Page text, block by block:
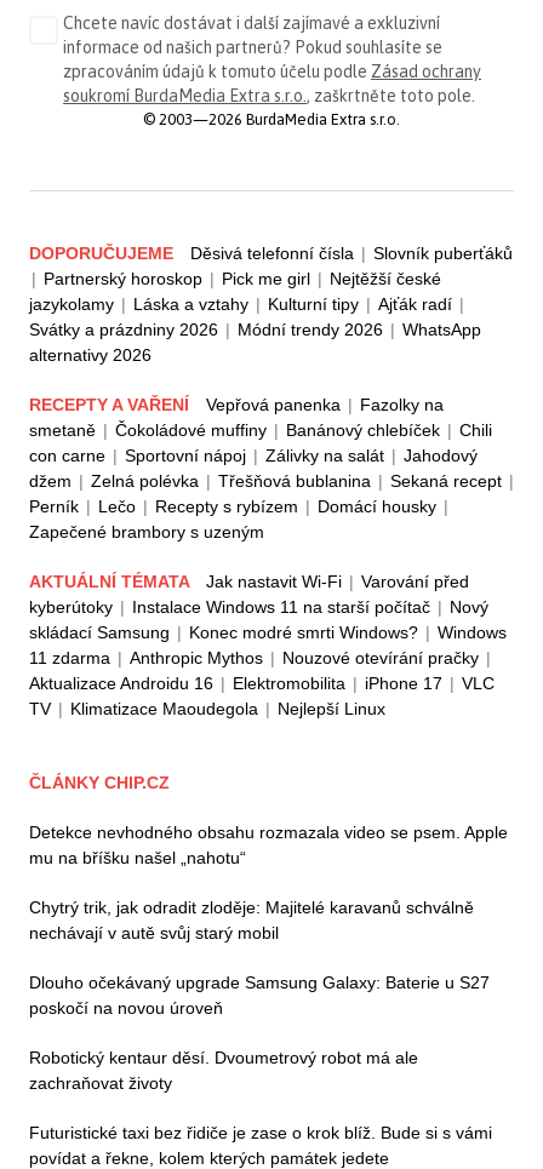
Chcete navíc dostávat i další zajímavé a exkluzivní
informace od našich partnerů? Pokud souhlasíte se
zpracováním údajů k tomuto účelu podle Zásad ochrany
soukromí BurdaMedia Extra s.r.o. , zaškrtněte toto pole.
© 2003—2026 BurdaMedia Extra s.r.o.
DOPORUČUJEME Děsivá telefonní čísla | Slovník puberťáků
| Partnerský horoskop | Pick me girl | Nejtěžší české
jazykolamy | Láska a vztahy | Kulturní tipy | Ajťák radí |
Svátky a prázdniny 2026 | Módní trendy 2026 | WhatsApp
alternativy 2026
RECEPTY A VAŘENÍ Vepřová panenka | Fazolky na
smetaně | Čokoládové muffiny | Banánový chlebíček | Chili
con carne | Sportovní nápoj | Zálivky na salát | Jahodový
džem | Zelná polévka | Třešňová bublanina | Sekaná recept |
Perník | Lečo | Recepty s rybízem | Domácí housky |
Zapečené brambory s uzeným
AKTUÁLNÍ TÉMATA Jak nastavit Wi-Fi | Varování před
kyberútoky | Instalace Windows 11 na starší počítač | Nový
skládací Samsung | Konec modré smrti Windows? | Windows
11 zdarma | Anthropic Mythos | Nouzové otevírání pračky |
Aktualizace Androidu 16 | Elektromobilita | iPhone 17 | VLC
TV | Klimatizace Maoudegola | Nejlepší Linux
ČLÁNKY CHIP.CZ
Detekce nevhodného obsahu rozmazala video se psem. Apple
mu na bříšku našel „nahotu“
Chytrý trik, jak odradit zloděje: Majitelé karavanů schválně
nechávají v autě svůj starý mobil
Dlouho očekávaný upgrade Samsung Galaxy: Baterie u S27
poskočí na novou úroveň
Robotický kentaur děsí. Dvoumetrový robot má ale
zachraňovat životy
Futuristické taxi bez řidiče je zase o krok blíž. Bude si s vámi
povídat a řekne, kolem kterých památek jedete